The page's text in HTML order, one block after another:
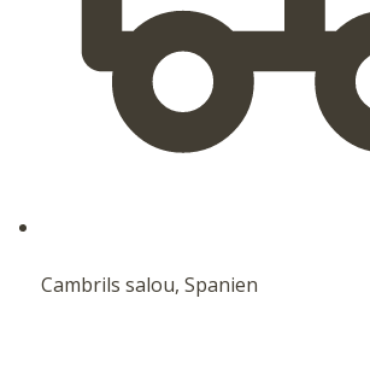
Cambrils salou, Spanien